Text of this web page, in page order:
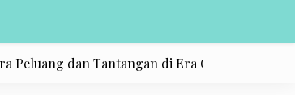
dan Tantangan di Era Globalisasi |